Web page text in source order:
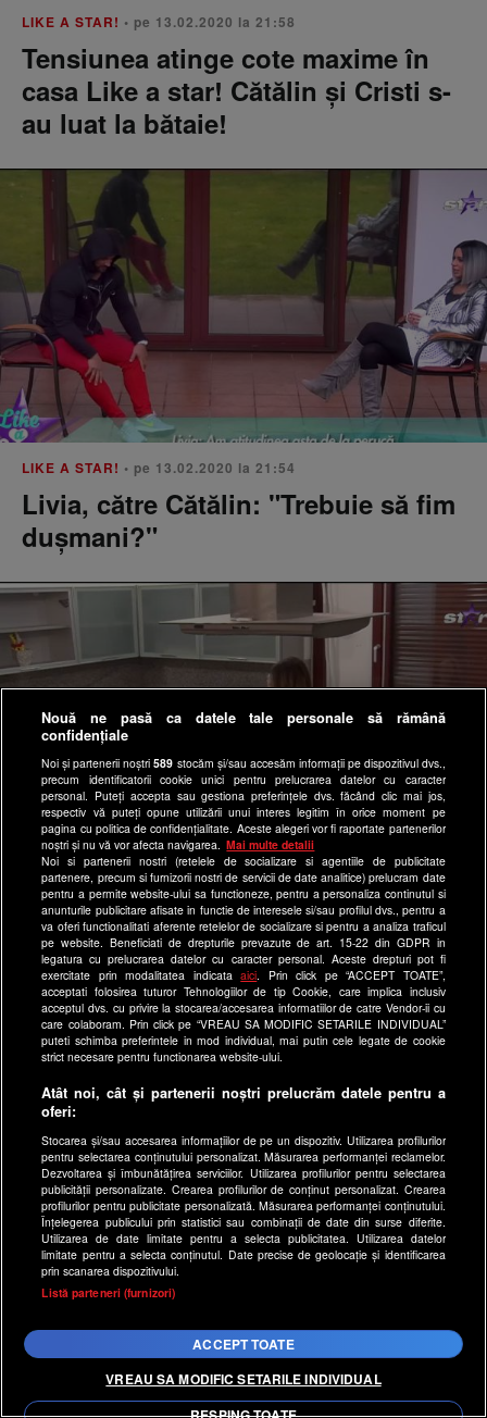
LIKE A STAR! • pe 13.02.2020 la 21:58
Tensiunea atinge cote maxime în
casa Like a star! Cătălin şi Cristi s-
au luat la bătaie!
LIKE A STAR! • pe 13.02.2020 la 21:54
Livia, către Cătălin: "Trebuie să fim
duşmani?"
LIKE A STAR!• pe 13.02.2020 la 07:51
Like a Star! Discuții tabu. Andrei și
Larisa nu au liniște în miez de
noapte
LIKE A STAR!• pe 13.02.2020 la 07:47
Like a Star! În miez de noapte, Livia
dansează lasciv
Nouă ne pasă ca datele tale personale să rămână
confidențiale
Noi și partenerii noștri589 stocăm și/sau accesăm informații pe dispozitivul dvs.,
precum identificatorii cookie unici pentru prelucrarea datelor cu caracter
personal. Puteți accepta sau gestiona preferințele dvs. făcând clic mai jos,
respectiv vă puteți opune utilizării unui interes legitim în orice moment pe
pagina cu politica de confidențialitate. Aceste alegeri vor fi raportate partenerilor
noștri și nu vă vor afecta navigarea.
Mai multe detalii
Noi si partenerii nostri (retelele de socializare si agentiile de publicitate
partenere, precum si furnizorii nostri de servicii de date analitice) prelucram date
pentru a permite website-ului sa functioneze, pentru a personaliza continutul si
anunturile publicitare afisate in functie de interesele si/sau profilul dvs., pentru a
va oferi functionalitati aferente retelelor de socializare si pentru a analiza traficul
pe website. Beneficiati de drepturile prevazute de art. 15-22 din GDPR in
legatura cu prelucrarea datelor cu caracter personal. Aceste drepturi pot fi
exercitate prin modalitatea indicataaici . Prin click pe “ACCEPT TOATE”,
acceptati folosirea tuturor Tehnologiilor de tip Cookie, care implica inclusiv
acceptul dvs. cu privire la stocarea/accesarea informatiilor de catre Vendor-ii cu
care colaboram. Prin click pe “VREAU SA MODIFIC SETARILE INDIVIDUAL”
puteti schimba preferintele in mod individual, mai putin cele legate de cookie
strict necesare pentru functionarea website-ului.
Atât noi, cât și partenerii noștri prelucrăm datele pentru a
oferi:
Stocarea și/sau accesarea informațiilor de pe un dispozitiv. Utilizarea profilurilor
pentru selectarea conținutului personalizat. Măsurarea performanței reclamelor.
Dezvoltarea și îmbunătățirea serviciilor. Utilizarea profilurilor pentru selectarea
publicității personalizate. Crearea profilurilor de conținut personalizat. Crearea
profilurilor pentru publicitate personalizată. Măsurarea performanței conținutului.
Înțelegerea publicului prin statistici sau combinații de date din surse diferite.
Utilizarea de date limitate pentru a selecta publicitatea. Utilizarea datelor
limitate pentru a selecta conținutul. Date precise de geolocație și identificarea
prin scanarea dispozitivului.
Listă parteneri (furnizori)
ACCEPT TOATE
VREAU SA MODIFIC SETARILE INDIVIDUAL